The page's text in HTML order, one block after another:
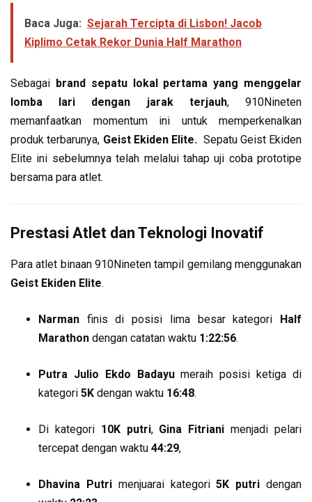
Baca Juga: Sejarah Tercipta di Lisbon! Jacob
Kiplimo Cetak Rekor Dunia Half Marathon
Sebagai brand sepatu lokal pertama yang menggelar
lomba lari dengan jarak terjauh, 910Nineten
memanfaatkan momentum ini untuk memperkenalkan
produk terbarunya, Geist Ekiden Elite. Sepatu Geist Ekiden
Elite ini sebelumnya telah melalui tahap uji coba prototipe
bersama para atlet.
Prestasi Atlet dan Teknologi Inovatif
Para atlet binaan 910Nineten tampil gemilang menggunakan
Geist Ekiden Elite.
Narman finis di posisi lima besar kategori Half
Marathon dengan catatan waktu 1:22:56.
Putra Julio Ekdo Badayumeraih posisi ketiga di
kategori 5K dengan waktu 16:48.
Di kategori 10K putri, Gina Fitriani menjadi pelari
tercepat dengan waktu 44:29,
Dhavina Putrimenjuarai kategori5K putri dengan